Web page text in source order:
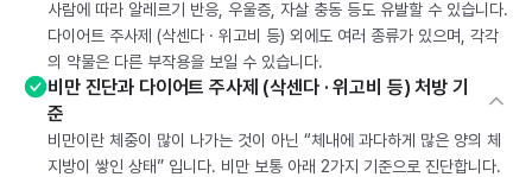
사람에 따라 알레르기 반응, 우울증, 자살 충동 등도 유발할 수 있습니다.
다이어트 주사제 (삭센다 · 위고비 등) 외에도 여러 종류가 있으며, 각각
의 약물은 다른 부작용을 보일 수 있습니다.
비만 진단과 다이어트 주사제 (삭센다 · 위고비 등) 처방 기
준
비만이란 체중이 많이 나가는 것이 아닌 “체내에 과다하게 많은 양의 체
지방이 쌓인 상태” 입니다. 비만 보통 아래 2가지 기준으로 진단합니다.